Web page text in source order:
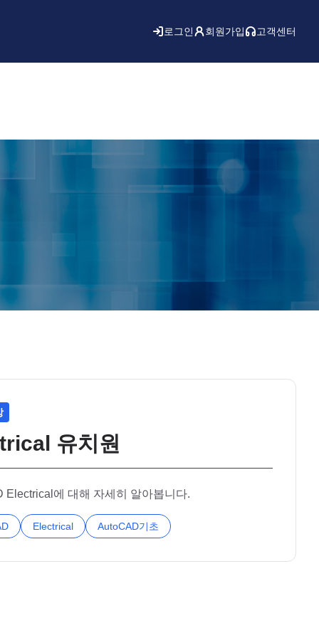
로그인 회원가입 고객센터
유치원
Electrical에 대해 자세히 알아봅니다.
Electrical AutoCAD기초